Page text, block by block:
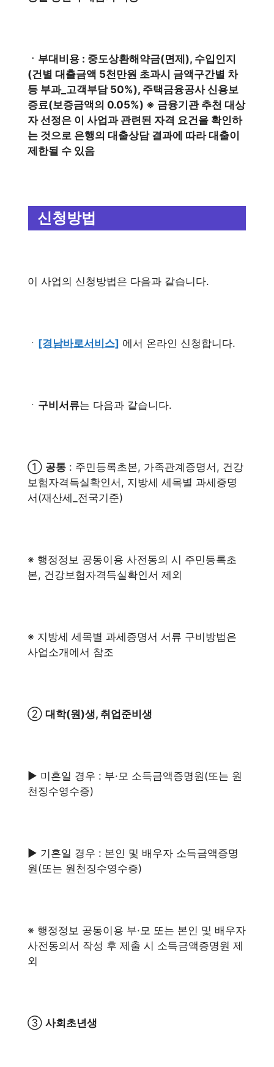
ㆍ부대비용 : 중도상환해약금(면제), 수입인지
(건별 대출금액 5천만원 초과시 금액구간별 차
등 부과_고객부담 50%), 주택금융공사 신용보
증료(보증금액의 0.05%) ※ 금융기관 추천 대상
자 선정은 이 사업과 관련된 자격 요건을 확인하
는 것으로 은행의 대출상담 결과에 따라 대출이
제한될 수 있음
신청방법
이 사업의 신청방법은 다음과 같습니다.
ㆍ [경남바로서비스] 에서 온라인 신청합니다.
ㆍ 구비서류는 다음과 같습니다.
① 공통 : 주민등록초본, 가족관계증명서, 건강
보험자격득실확인서, 지방세 세목별 과세증명
서(재산세_전국기준)
※ 행정정보 공동이용 사전동의 시 주민등록초
본, 건강보험자격득실확인서 제외
※ 지방세 세목별 과세증명서 서류 구비방법은
사업소개에서 참조
② 대학(원)생, 취업준비생
▶ 미혼일 경우 : 부·모 소득금액증명원(또는 원
천징수영수증)
▶ 기혼일 경우 : 본인 및 배우자 소득금액증명
원(또는 원천징수영수증)
※ 행정정보 공동이용 부·모 또는 본인 및 배우자
사전동의서 작성 후 제출 시 소득금액증명원 제
외
③ 사회초년생